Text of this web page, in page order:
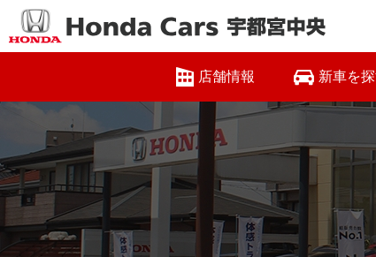
店舗情報 新車を